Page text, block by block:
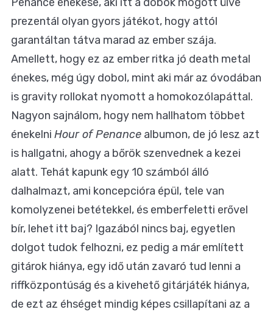
prezentál olyan gyors játékot, hogy attól
garantáltan tátva marad az ember szája.
Amellett, hogy ez az ember ritka jó death metal
énekes, még úgy dobol, mint aki már az óvodában
is gravity rollokat nyomott a homokozólapáttal.
Nagyon sajnálom, hogy nem hallhatom többet
énekelni Hour of Penance albumon, de jó lesz azt
is hallgatni, ahogy a bőrök szenvednek a kezei
alatt. Tehát kapunk egy 10 számból álló
dalhalmazt, ami koncepcióra épül, tele van
komolyzenei betétekkel, és emberfeletti erővel
bír, lehet itt baj? Igazából nincs baj, egyetlen
dolgot tudok felhozni, ez pedig a már említett
gitárok hiánya, egy idő után zavaró tud lenni a
riffközpontúság és a kivehető gitárjáték hiánya,
de ezt az éhséget mindig képes csillapítani az a